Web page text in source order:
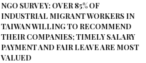
NGO SURVEY: OVER 85% OF
INDUSTRIAL MIGRANT WORKERS IN
TAIWAN WILLING TO RECOMMEND
THEIR COMPANIES; TIMELY SALARY
PAYMENT AND FAIR LEAVE ARE MOST
VALUED